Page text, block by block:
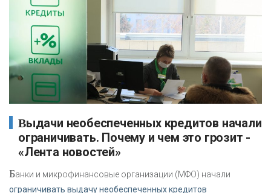
Выдачи необеспеченных кредитов начали
ограничивать. Почему и чем это грозит -
«Лента новостей»
Банки и микрофинансовые организации (МФО) начали
ограничивать выдачу необеспеченных кредитов